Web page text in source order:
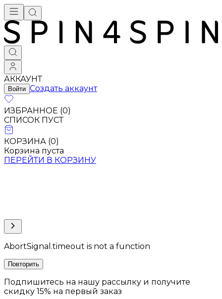
АККАУНТ
Войти Создать аккаунт
ИЗБРАННОЕ (0)
СПИСОК ПУСТ
КОРЗИНА (0)
Корзина пуста
ПЕРЕЙТИ В КОРЗИНУ
AbortSignal.timeout is not a function
Повторить
Подпишитесь на нашу рассылку и получите
скидку 15% на первый заказ